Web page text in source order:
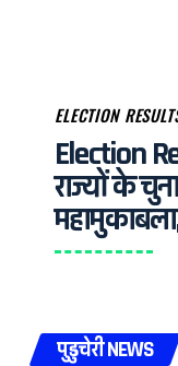
ELECTION
Election
राज्यों के
पुडुचेरी NEWS